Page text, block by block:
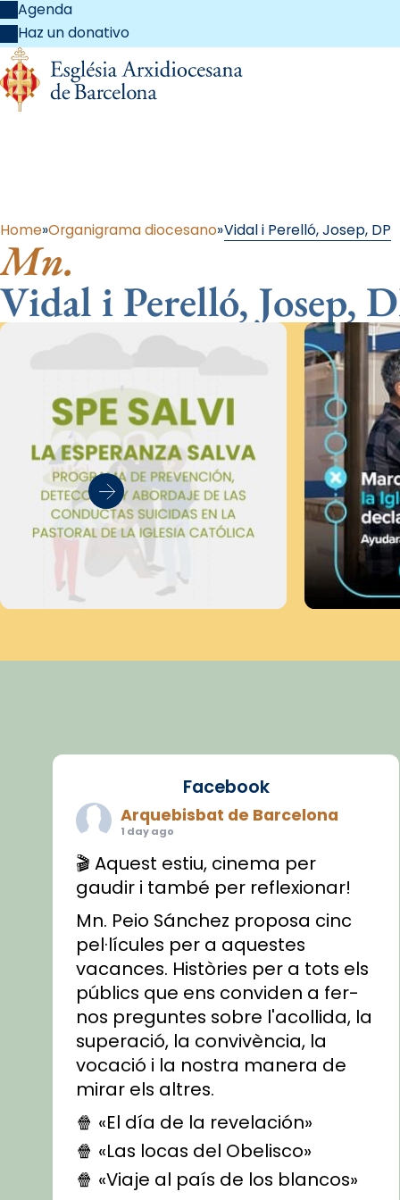
Agenda
Haz un donativo
Home Organigrama diocesano Vidal i Perelló, Josep, DP
Mn.
Vidal i Perelló, Josep,
Facebook
Arquebisbat de Barcelona
1 day ago
🎬 Aquest estiu, cinema per
gaudir i també per reflexionar!
Mn. Peio Sánchez proposa cinc
pel·lícules per a aquestes
vacances. Històries per a tots els
públics que ens conviden a fer-
nos preguntes sobre l'acollida, la
superació, la convivència, la
vocació i la nostra manera de
mirar els altres.
🍿 «El día de la revelación»
🍿 «Las locas del Obelisco»
🍿 «Viaje al país de los blancos»